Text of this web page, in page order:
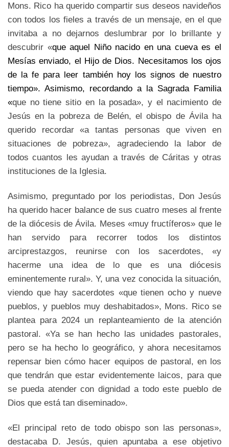
Mons. Rico ha querido compartir sus deseos navideños
con todos los fieles a través de un mensaje, en el que
invitaba a no dejarnos deslumbrar por lo brillante y
descubrir «que aquel Niño nacido en una cueva es el
Mesías enviado, el Hijo de Dios. Necesitamos los ojos
de la fe para leer también hoy los signos de nuestro
tiempo». Asimismo, recordando a la Sagrada Familia
«que no tiene sitio en la posada», y el nacimiento de
Jesús en la pobreza de Belén, el obispo de Ávila ha
querido recordar «a tantas personas que viven en
situaciones de pobreza», agradeciendo la labor de
todos cuantos les ayudan a través de Cáritas y otras
instituciones de la Iglesia.
Asimismo, preguntado por los periodistas, Don Jesús
ha querido hacer balance de sus cuatro meses al frente
de la diócesis de Ávila. Meses «muy fructíferos» que le
han servido para recorrer todos los distintos
arciprestazgos, reunirse con los sacerdotes, «y
hacerme una idea de lo que es una diócesis
eminentemente rural». Y, una vez conocida la situación,
viendo que hay sacerdotes «que tienen ocho y nueve
pueblos, y pueblos muy deshabitados», Mons. Rico se
plantea para 2024 un replanteamiento de la atención
pastoral. «Ya se han hecho las unidades pastorales,
pero se ha hecho lo geográfico, y ahora necesitamos
repensar bien cómo hacer equipos de pastoral, en los
que tendrán que estar evidentemente laicos, para que
se pueda atender con dignidad a todo este pueblo de
Dios que está tan diseminado».
«El principal reto de todo obispo son las personas»,
destacaba D. Jesús, quien apuntaba a ese objetivo